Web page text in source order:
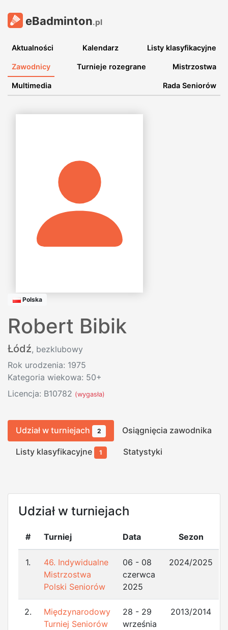
eBadminton.pl
Aktualności Kalendarz Listy klasyfikacyjne
Zawodnicy Turnieje rozegrane Mistrzostwa
Multimedia Rada Seniorów
Polska
Robert Bibik
Łódź, bezklubowy
Rok urodzenia: 1975
Kategoria wiekowa: 50+
Licencja: B10782 (wygasła)
Udział w turniejach 2 Osiągnięcia zawodnika
Listy klasyfikacyjne 1 Statystyki
Udział w turniejach
# Turniej Data Sezon
1.
46. Indywidualne
Mistrzostwa
Polski Seniorów
06 - 08
czerwca
2025
2024/2025
2.
Międzynarodowy
Turniej Seniorów
28 - 29
września
2013/2014